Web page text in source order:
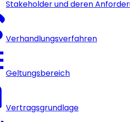
Stakeholder und deren
Verhandlungsverfahren
Geltungsbereich
Vertragsgrundlage